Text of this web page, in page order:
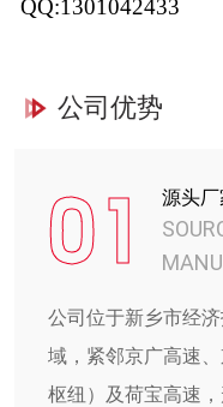
QQ:1301042433
公司优势
01 源头厂
公司位于新乡市经
域，紧邻京广高速
枢纽）及荷宝高速